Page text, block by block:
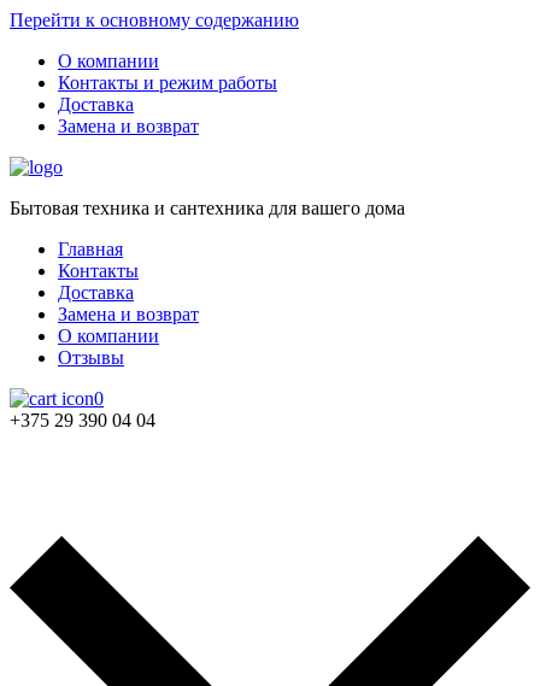
Перейти к основному содержанию
О компании
Контакты и режим работы
Доставка
Замена и возврат
Бытовая техника и сантехника для вашего дома
Главная
Контакты
Доставка
Замена и возврат
О компании
Отзывы
0
+375 29 390 04 04